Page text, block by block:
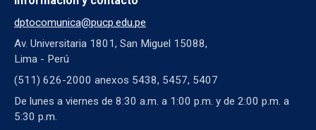
dptocomunica@pucp.edu.pe
Av. Universitaria 1801, San Miguel 15088,
Lima - Perú
(511) 626-2000 anexos 5438, 5457, 5407
De lunes a viernes de 8:30 a.m. a 1:00 p.m. y de 2:00 p.m. a
5:30 p.m.